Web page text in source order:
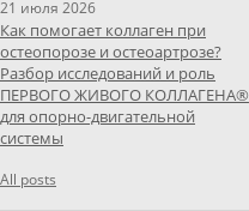
21 июля 2026
Как помогает коллаген при
остеопорозе и остеоартрозе?
Разбор исследований и роль
ПЕРВОГО ЖИВОГО КОЛЛАГЕНА®
для опорно-двигательной
системы
All posts